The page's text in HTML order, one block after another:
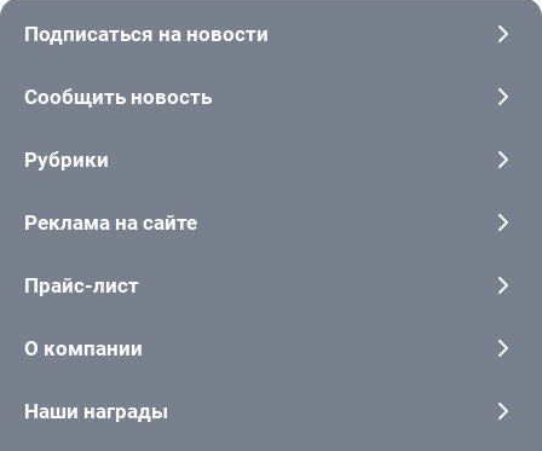
Подписаться на новости
Сообщить новость
Рубрики
Реклама на сайте
Прайс-лист
О компании
Наши награды